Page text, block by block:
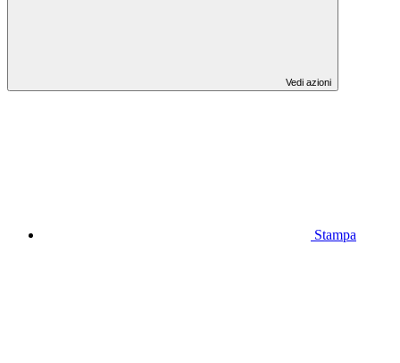
Vedi azioni
Stampa